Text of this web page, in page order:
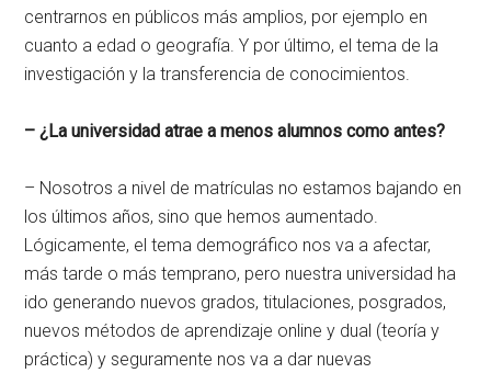
centrarnos en públicos más amplios, por ejemplo en
cuanto a edad o geografía. Y por último, el tema de la
investigación y la transferencia de conocimientos.
– ¿La universidad atrae a menos alumnos como antes?
– Nosotros a nivel de matrículas no estamos bajando en
los últimos años, sino que hemos aumentado.
Lógicamente, el tema demográfico nos va a afectar,
más tarde o más temprano, pero nuestra universidad ha
ido generando nuevos grados, titulaciones, posgrados,
nuevos métodos de aprendizaje online y dual (teoría y
práctica) y seguramente nos va a dar nuevas